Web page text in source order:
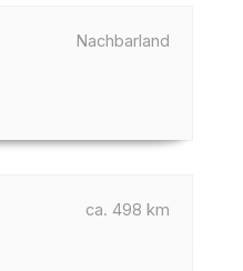
Nachbarland
ca. 498 km